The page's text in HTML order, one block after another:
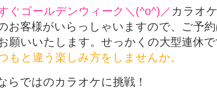
ぐゴールデンウィーク＼(^o^)／ カラオ
お客様がいらっしゃいますので、ご予
願いいたします。せっかくの大型連休
もと違う楽しみ方をしませんか。
らではのカラオケに挑戦！